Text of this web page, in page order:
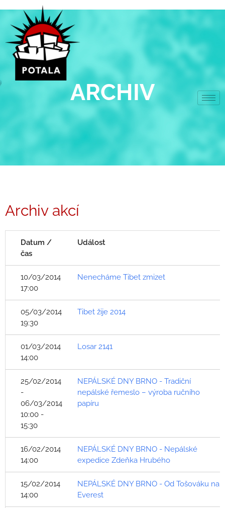
obsah
ARCHIV
Archiv akcí
Datum /
čas
Událost
10/03/2014
17:00
Nenecháme Tibet zmizet
05/03/2014
19:30
Tibet žije 2014
01/03/2014
14:00
Losar 2141
25/02/2014
-
06/03/2014
10:00 -
15:30
NEPÁLSKÉ DNY BRNO - Tradiční
nepálské řemeslo – výroba ručního
papíru
16/02/2014
14:00
NEPÁLSKÉ DNY BRNO - Nepálské
expedice Zdeňka Hrubého
15/02/2014
14:00
NEPÁLSKÉ DNY BRNO - Od Tošováku na
Everest